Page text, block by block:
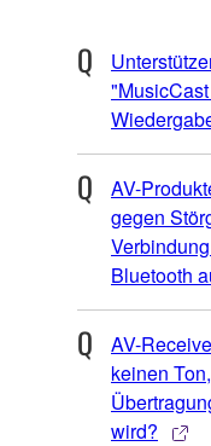
AV-
gegen
Bluetooth
AV-
keinen
wird?